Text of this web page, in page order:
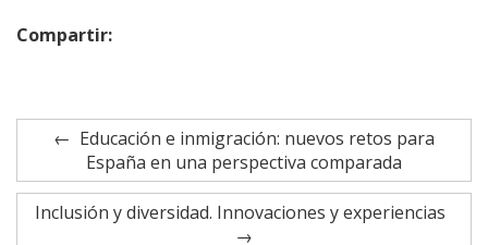
Compartir:
Educación e inmigración: nuevos retos para
España en una perspectiva comparada
Inclusión y diversidad. Innovaciones y experiencias